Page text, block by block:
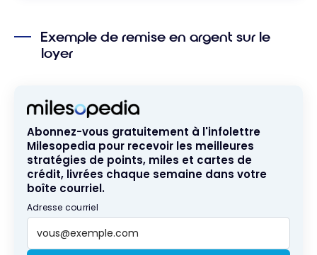
Exemple de remise en argent sur le
loyer
Abonnez-vous gratuitement à l'infolettre
Milesopedia pour recevoir les meilleures
stratégies de points, miles et cartes de
crédit, livrées chaque semaine dans votre
boîte courriel.
Adresse courriel